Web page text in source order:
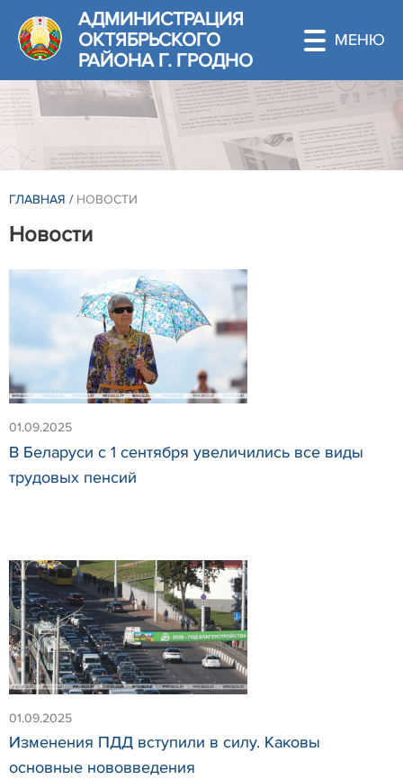
АДМИНИСТРАЦИЯ
ОКТЯБРЬСКОГО
РАЙОНА Г. ГРОДНО
ГЛАВНАЯ / НОВОСТИ
Новости
01.09.2025
В Беларуси с 1 сентября увеличились все виды
трудовых пенсий
01.09.2025
Изменения ПДД вступили в силу. Каковы
основные нововведения